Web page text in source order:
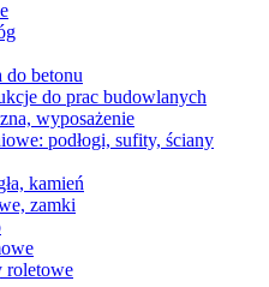
do betonu
do prac budowlanych
wyposażenie
podłogi, sufity, ściany
kamień
zamki
roletowe